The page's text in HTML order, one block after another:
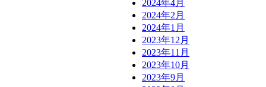
2024年4月
2024年2月
2024年1月
2023年12月
2023年11月
2023年10月
2023年9月